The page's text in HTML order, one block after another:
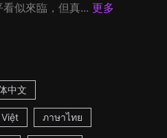
似來臨，但真... 更多
中文
ภาษาไทย